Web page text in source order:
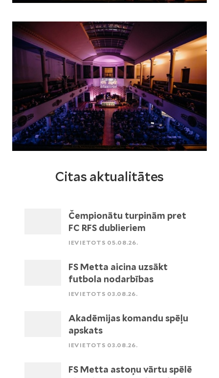
Citas aktualitātes
Čempionātu turpinām pret
FC RFS dublieriem
IEVIETOTS 05.08.26.
FS Metta aicina uzsākt
futbola nodarbības
IEVIETOTS 03.08.26.
Akadēmijas komandu spēļu
apskats
IEVIETOTS 03.08.26.
FS Metta astoņu vārtu spēlē